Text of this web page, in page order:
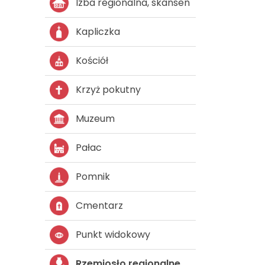
Kapliczka
Kościół
Krzyż pokutny
Muzeum
Pałac
Pomnik
Cmentarz
Punkt widokowy